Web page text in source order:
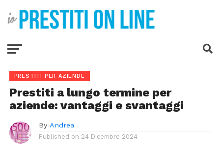
PRESTITI PER AZIENDE
Prestiti a lungo termine per
aziende: vantaggi e svantaggi
By Andrea
Published on 24 Dicembre 2024